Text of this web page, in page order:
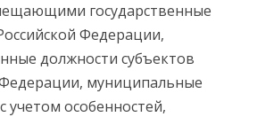
государственные
Федерации,
должности субъектов
муниципальные
учетом особенностей,